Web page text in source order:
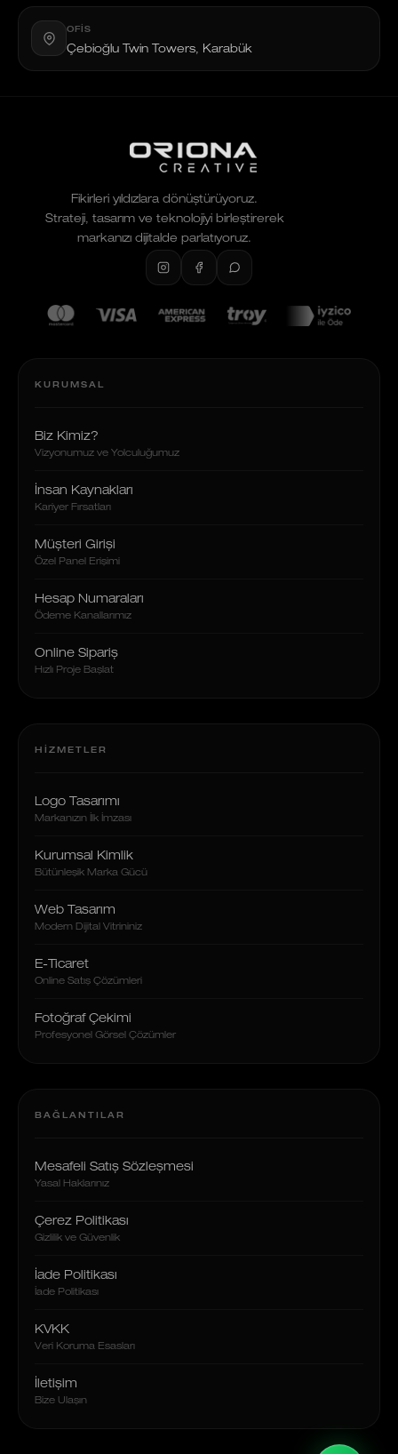
OFIS
Çebioğlu Twin Towers, Karabük
Fikirleri yıldızlara dönüştürüyoruz.
Strateji, tasarım ve teknolojiyi birleştirerek
markanızı dijitalde parlatıyoruz.
KURUMSAL
Biz Kimiz?
Vizyonumuz ve Yolculuğumuz
İnsan Kaynakları
Kariyer Fırsatları
Müşteri Girişi
Özel Panel Erişimi
Hesap Numaraları
Ödeme Kanallarımız
Online Sipariş
Hızlı Proje Başlat
HIZMETLER
Logo Tasarımı
Markanızın İlk İmzası
Kurumsal Kimlik
Bütünleşik Marka Gücü
Web Tasarım
Modern Dijital Vitrininiz
E-Ticaret
Online Satış Çözümleri
Fotoğraf Çekimi
Profesyonel Görsel Çözümler
BAĞLANTILAR
Mesafeli Satış Sözleşmesi
Yasal Haklarınız
Çerez Politikası
Gizlilik ve Güvenlik
İade Politikası
İade Politikası
KVKK
Veri Koruma Esasları
İletişim
Bize Ulaşın